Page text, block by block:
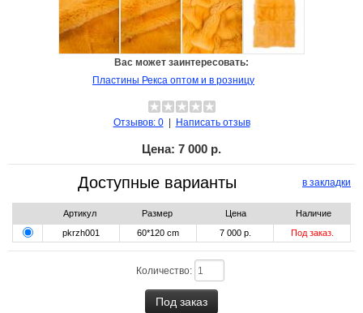
Вас может заинтересовать:
Пластины Рекса оптом и в розницу
Отзывов: 0| Написать отзыв
Цена: 7 000 р.
в закладки
Доступные варианты
Артикул Размер Цена
Наличие
pkrzh001
60*120 cm 7 000 р. Под заказ.
Количество: